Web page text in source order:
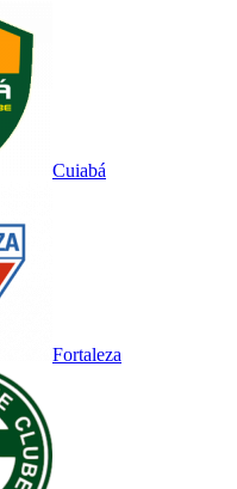
Cuiabá
Fortaleza